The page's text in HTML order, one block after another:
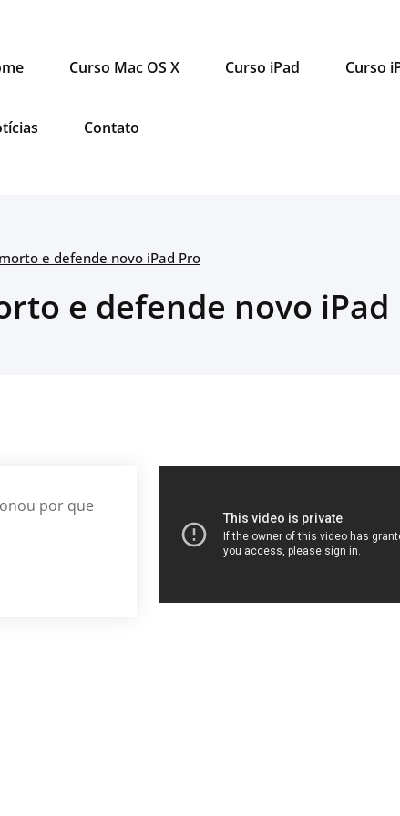
Curso Mac OS X Curso iPad Curso
Contato
e defende novo iPad Pro
e defende novo iPad
por que